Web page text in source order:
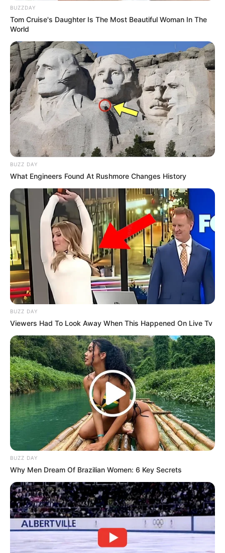
Dengan Ayah
ULASAN
Alamat email Anda tidak akan dipublikasikan. Ruas yang wajib ditandai*
Rating
Cerita
Pemain
Akting
Musik
BUZZDAY
Tom Cruise's Daughter Is The Most Beautiful Woman In The
World
BUZZ DAY
What Engineers Found At Rushmore Changes History
BUZZ DAY
Viewers Had To Look Away When This Happened On Live Tv
BUZZ DAY
Why Men Dream Of Brazilian Women: 6 Key Secrets